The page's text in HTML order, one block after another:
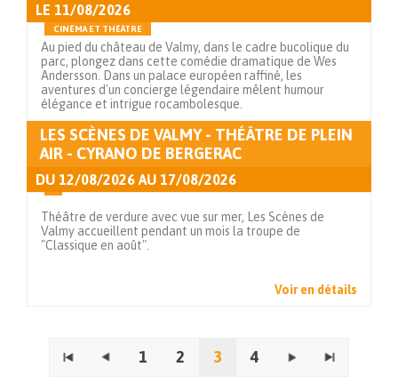
CINÉMA ET THÉÂTRE
LE 11/08/2026
Au pied du château de Valmy, dans le cadre bucolique du
parc, plongez dans cette comédie dramatique de Wes
Andersson. Dans un palace européen raffiné, les
aventures d'un concierge légendaire mêlent humour
élégance et intrigue rocambolesque.
LES SCÈNES DE VALMY - THÉÂTRE DE PLEIN
AIR - CYRANO DE BERGERAC
DU 12/08/2026 AU 17/08/2026
Théâtre de verdure avec vue sur mer, Les Scènes de
Valmy accueillent pendant un mois la troupe de
"Classique en août".
Voir en détails
Pages 1 2 3 4